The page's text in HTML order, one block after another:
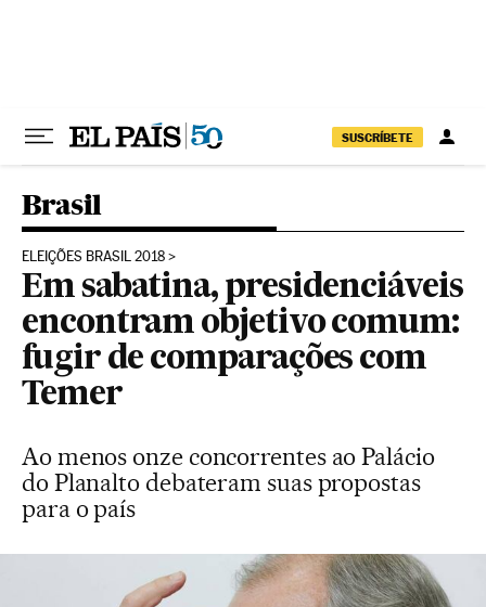
SUSCRÍBETE
Brasil
ELEIÇÕES BRASIL 2018
Em sabatina, presidenciáveis
encontram objetivo comum:
fugir de comparações com
Temer
Ao menos onze concorrentes ao Palácio
do Planalto debateram suas propostas
para o país